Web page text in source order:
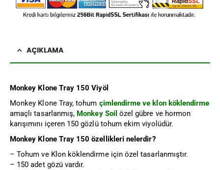
AÇIKLAMA
Monkey Klone Tray 150 Viyöl
Monkey Klone Tray, tohum çimlendirme ve klon köklendirme
amaçlı tasarlanmış, Monkey Soil özel gübre ve hormon
karışımını içeren 150 gözlü tohum ekim viyolüdür.
Monkey Klone Tray 150 özellikleri nelerdir?
– Tohum ve Klon köklendirme için özel tasarlanmıştır.
– 150 adet gözü vardır.